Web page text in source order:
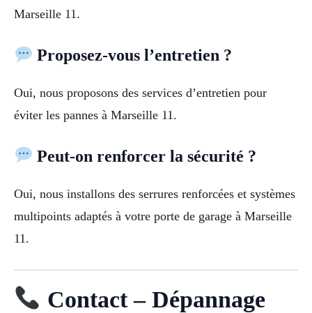
Marseille 11.
Proposez-vous l’entretien ?
Oui, nous proposons des services d’entretien pour
éviter les pannes à Marseille 11.
Peut-on renforcer la sécurité ?
Oui, nous installons des serrures renforcées et systèmes
multipoints adaptés à votre porte de garage à Marseille
11.
Contact – Dépannage